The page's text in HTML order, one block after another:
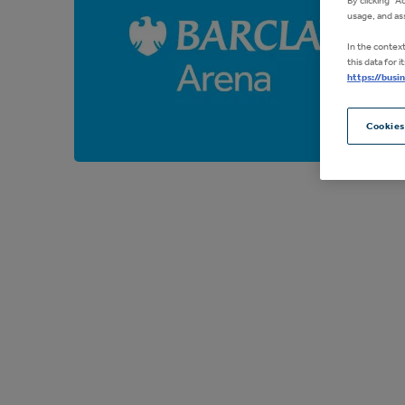
usage, and
In the
this data for
https://